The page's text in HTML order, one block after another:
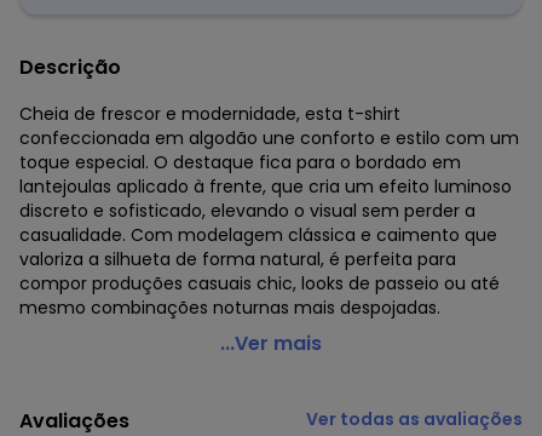
Descrição
Cheia de frescor e modernidade, esta t-shirt
confeccionada em algodão une conforto e estilo com um
toque especial. O destaque fica para o bordado em
lantejoulas aplicado à frente, que cria um efeito luminoso
discreto e sofisticado, elevando o visual sem perder a
casualidade. Com modelagem clássica e caimento que
valoriza a silhueta de forma natural, é perfeita para
compor produções casuais chic, looks de passeio ou até
mesmo combinações noturnas mais despojadas.
Cativa - T-Shirt Plus Size em Algodão Branco
Modelo: T-shirt
...Ver mais
Avaliações Ver todas as avaliações